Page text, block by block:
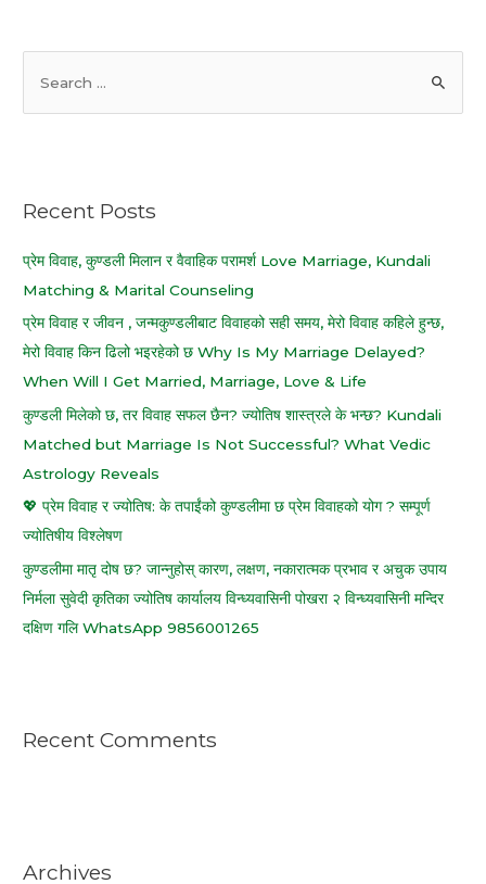
h
o
r
:
Recent Posts
प्रेम विवाह, कुण्डली मिलान र वैवाहिक परामर्श Love Marriage, Kundali
Matching & Marital Counseling
प्रेम विवाह र जीवन , जन्मकुण्डलीबाट विवाहको सही समय, मेरो विवाह कहिले हुन्छ,
मेरो विवाह किन ढिलो भइरहेको छ Why Is My Marriage Delayed?
When Will I Get Married, Marriage, Love & Life
कुण्डली मिलेको छ, तर विवाह सफल छैन? ज्योतिष शास्त्रले के भन्छ? Kundali
Matched but Marriage Is Not Successful? What Vedic
Astrology Reveals
💖 प्रेम विवाह र ज्योतिष: के तपाईंको कुण्डलीमा छ प्रेम विवाहको योग ? सम्पूर्ण
ज्योतिषीय विश्लेषण
कुण्डलीमा मातृ दोष छ? जान्नुहोस् कारण, लक्षण, नकारात्मक प्रभाव र अचुक उपाय
निर्मला सुवेदी कृतिका ज्योतिष कार्यालय विन्ध्यवासिनी पोखरा २ विन्ध्यवासिनी मन्दिर
दक्षिण गलि WhatsApp 9856001265
Recent Comments
Archives